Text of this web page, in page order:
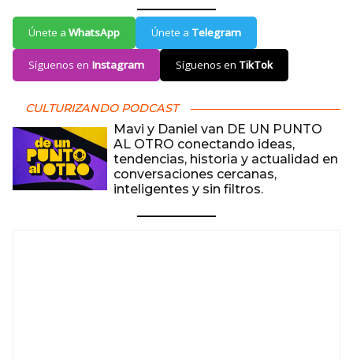
Únete a WhatsApp Únete a Telegram
Síguenos en Instagram Síguenos en TikTok
CULTURIZANDO PODCAST
Mavi y Daniel van DE UN PUNTO
AL OTRO conectando ideas,
tendencias, historia y actualidad en
conversaciones cercanas,
inteligentes y sin filtros.